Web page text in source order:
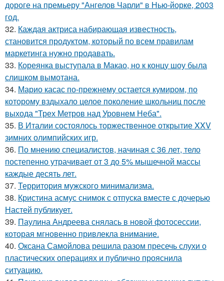
дороге на премьеру "Ангелов Чарли" в Нью-йорке, 2003
год.
32. Каждая актриса набирающая известность,
становится продуктом, который по всем правилам
маркетинга нужно продавать.
33. Кореянка выступала в Макао, но к концу шоу была
слишком вымотана.
34. Марио касас по-прежнему остается кумиром, по
которому вздыхало целое поколение школьниц после
выхода "Трех Метров над Уровнем Неба".
35. В Италии состоялось торжественное открытие XXV
зимних олимпийских игр.
36. По мнению специалистов, начиная с 36 лет, тело
постепенно утрачивает от 3 до 5% мышечной массы
каждые десять лет.
37. Территория мужского минимализма.
38. Кристина асмус снимок с отпуска вместе с дочерью
Настей публикует.
39. Паулина Андреева снялась в новой фотосессии,
которая мгновенно привлекла внимание.
40. Оксана Самойлова решила разом пресечь слухи о
пластических операциях и публично прояснила
ситуацию.